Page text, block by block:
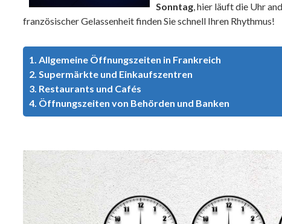
Sonntag, hier läuft die Uhr
französischer Gelassenheit finden Sie schnell Ihren Rhythmus!
1. Allgemeine Öffnungszeiten in Frankreich
2. Supermärkte und Einkaufszentren
3. Restaurants und Cafés
4. Öffnungszeiten von Behörden und Banken